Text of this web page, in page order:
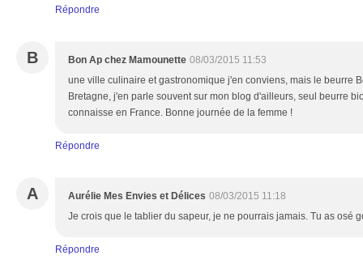
Répondre
B Bon Ap chez Mamounette 08/03/2015 11:53
une ville culinaire et gastronomique j'en conviens, mais le beurre
Bretagne, j'en parle souvent sur mon blog d'ailleurs, seul beurre
connaisse en France. Bonne journée de la femme !
Répondre
A Aurélie Mes Envies et Délices 08/03/2015 11:18
Je crois que le tablier du sapeur, je ne pourrais jamais. Tu as osé
Répondre